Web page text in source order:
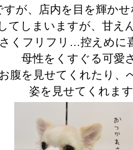
すが、店内を目を輝か
てしまいますが、甘え
くフリフリ…控えめに
母性をくすぐる可愛
腹を見せてくれたり、
姿を見せてくれま